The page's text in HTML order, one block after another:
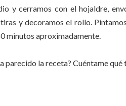
y cerramos con el hojaldre,
y decoramos el rollo.
minutos aproximadamente.
parecido la receta? Cuéntame qué